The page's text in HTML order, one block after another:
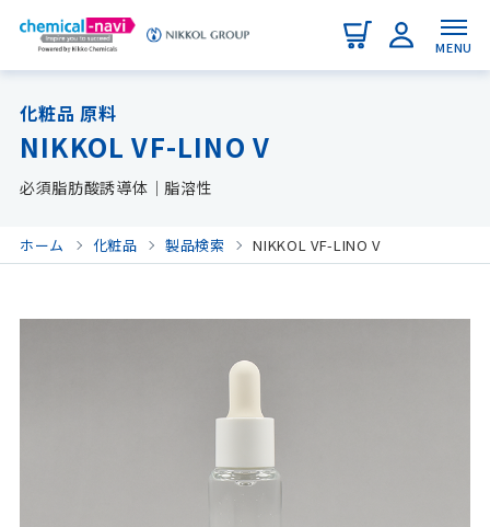
MENU
化粧品 原料
NIKKOL VF-LINO V
必須脂肪酸誘導体｜脂溶性
ホーム 化粧品 製品検索 NIKKOL VF-LINO V